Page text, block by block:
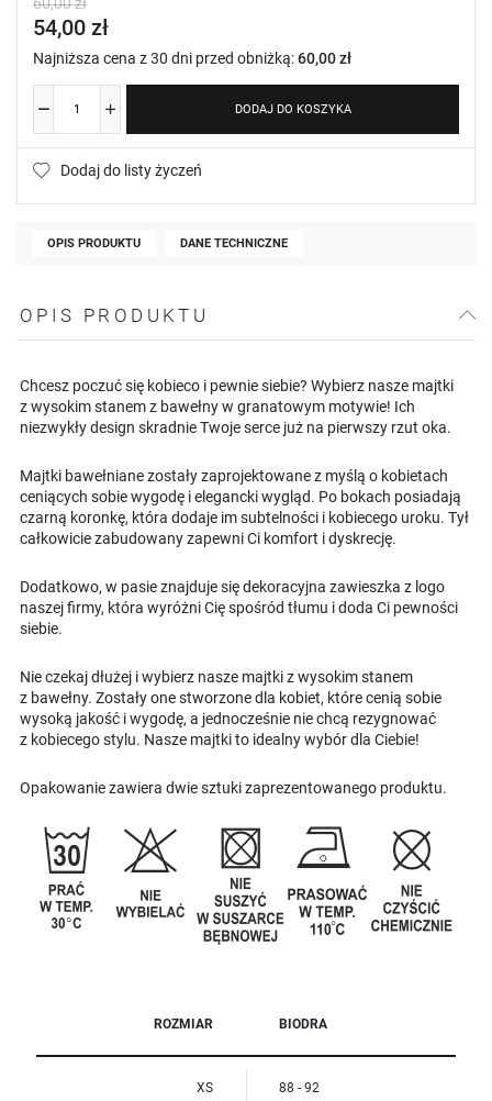
54,00 zł
Najniższa cena z 30 dni przed obniżką:60,00 zł
DODAJ DO KOSZYKA
Dodaj do listy życzeń
OPIS PRODUKTU DANE TECHNICZNE
OPIS PRODUKTU
Chcesz poczuć się kobieco i pewnie siebie? Wybierz nasze majtki
z wysokim stanem z bawełny w granatowym motywie! Ich
niezwykły design skradnie Twoje serce już na pierwszy rzut oka.
Majtki bawełniane zostały zaprojektowane z myślą o kobietach
ceniących sobie wygodę i elegancki wygląd. Po bokach posiadają
czarną koronkę, która dodaje im subtelności i kobiecego uroku. Tył
całkowicie zabudowany zapewni Ci komfort i dyskrecję.
Dodatkowo, w pasie znajduje się dekoracyjna zawieszka z logo
naszej firmy, która wyróżni Cię spośród tłumu i doda Ci pewności
siebie.
Nie czekaj dłużej i wybierz nasze majtki z wysokim stanem
z bawełny. Zostały one stworzone dla kobiet, które cenią sobie
wysoką jakość i wygodę, a jednocześnie nie chcą rezygnować
z kobiecego stylu. Nasze majtki to idealny wybór dla Ciebie!
Opakowanie zawiera dwie sztuki zaprezentowanego produktu.
ROZMIAR BIODRA
XS 88 - 92